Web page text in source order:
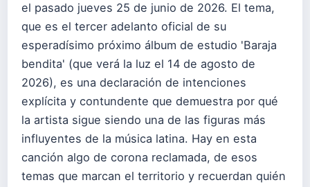
el pasado jueves 25 de junio de 2026. El tema,
que es el tercer adelanto oficial de su
esperadísimo próximo álbum de estudio 'Baraja
bendita' (que verá la luz el 14 de agosto de
2026), es una declaración de intenciones
explícita y contundente que demuestra por qué
la artista sigue siendo una de las figuras más
influyentes de la música latina. Hay en esta
canción algo de corona reclamada, de esos
temas que marcan el territorio y recuerdan quién